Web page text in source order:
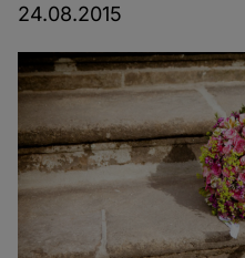
24.08.2015